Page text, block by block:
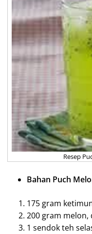
Resep
Bahan Puch
175 gram
200 gram melon,
1 sendok teh